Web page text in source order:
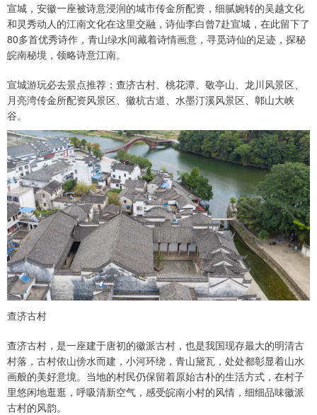
宣城，安徽一座被诗意浸润的城市传金所配资，细腻婉转的吴越文化
和灵秀动人的江南文化在这里交融，诗仙李白曾7赴宣城，在此留下了
80多首优秀诗作，青山绿水间藏着诗情画意，寻觅诗仙的足迹，探秘
皖南秘境，领略诗意江南。
宣城游玩必去景点推荐：查济古村、桃花潭、敬亭山、龙川风景区、
月亮湾传金所配资风景区、徽杭古道、水墨汀溪风景区、鄣山大峡
谷。
查济古村
查济古村，是一座建于唐初的徽派古村，也是我国现存最大的明清古
村落，古村依山傍水而建，小河环绕，青山黛瓦，处处都彰显着山水
画般的美好意境。当地的村民仍保留着原始古朴的生活方式，在村子
里悠闲地逛逛，呼吸清新空气，感受皖南小村的风情，细细品味徽派
古村的风韵。